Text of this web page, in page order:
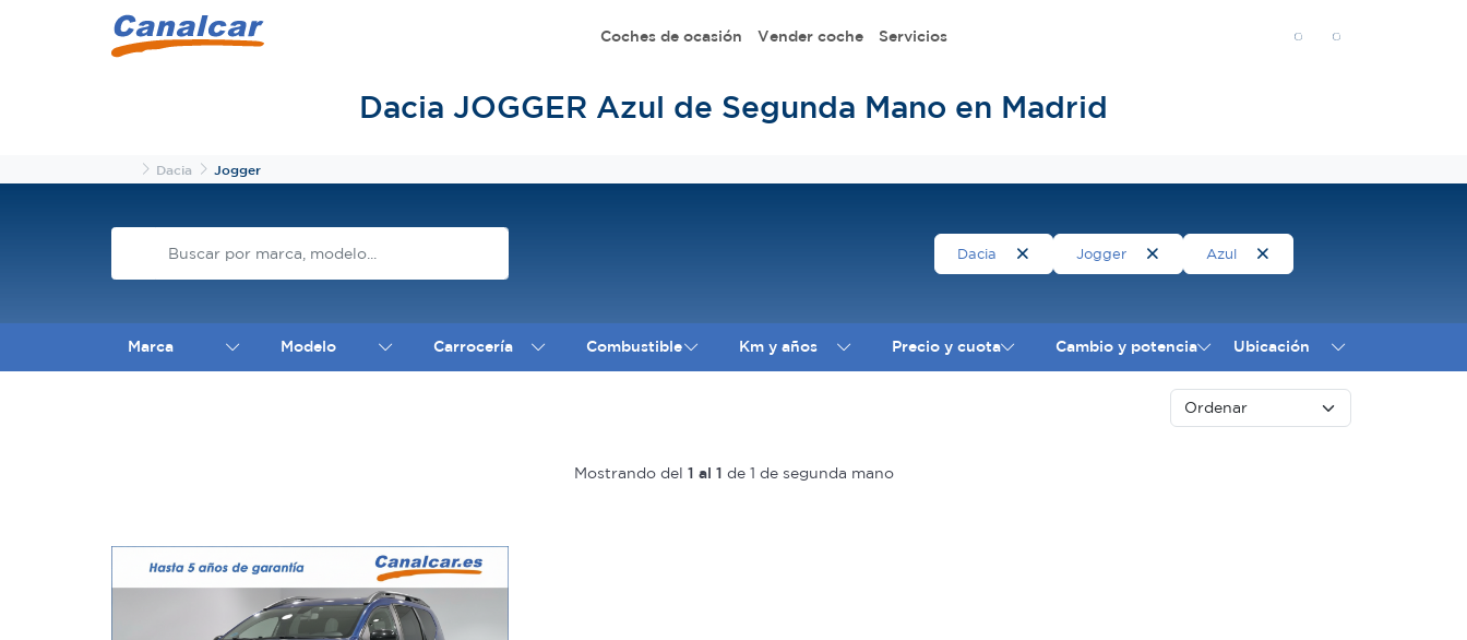
Coches de ocasión Vender coche Servicios
Dacia JOGGER Azul de Segunda Mano en Madrid
InicioDacia Jogger
Dacia Jogger Azul
Marca Modelo Carrocería Combustible Km y años Precio y cuota Cambio y potencia Ubicación
Mostrando del 1 al 1 de 1 de segunda mano